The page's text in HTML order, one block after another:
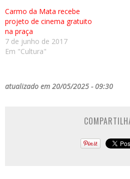
Carmo da Mata recebe
projeto de cinema gratuito
na praça
7 de junho de 2017
Em "Cultura"
atualizado em 20/05/2025 - 09:30